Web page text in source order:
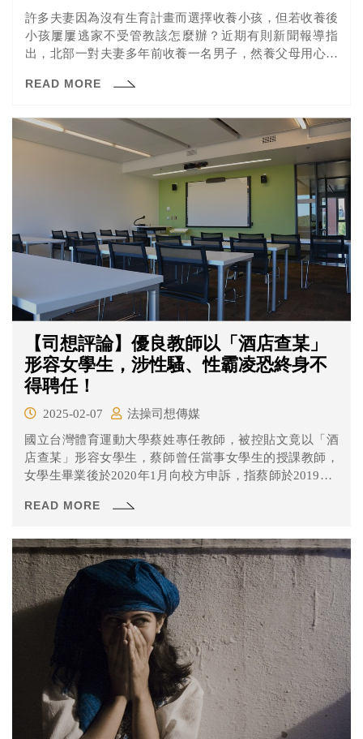
許多夫妻因為沒有生育計畫而選擇收養小孩，但若收養後
小孩屢屢逃家不受管教該怎麼辦？近期有則新聞報導指
出，北部一對夫妻多年前收養一名男子，然養父母用心管
夫妻決定聲請終止收養關係。士林地院審酌夫妻已竭盡所
決定終止雙方收養關係。
READ MORE
【司想評論】優良教師以「酒店查某」
形容女學生，涉性騷、性霸凌恐終身不
得聘任！
2025-02-07
法操司想傳媒
國立台灣體育運動大學蔡姓專任教師，被控貼文竟以「酒
店查某」形容女學生，蔡師曾任當事女學生的授課教師，
女學生畢業後於2020年1月向校方申訴，指蔡師於2019年2
小姐」，是影射且性騷擾她，校方委託性別平等教育委員
READ MORE